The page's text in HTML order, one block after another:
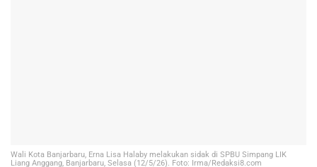
Wali Kota Banjarbaru, Erna Lisa Halaby melakukan sidak di SPBU Simpang LIK
Liang Anggang, Banjarbaru, Selasa (12/5/26). Foto: Irma/Redaksi8.com